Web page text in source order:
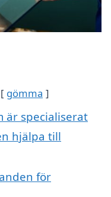
gömma
är specialiserat
hjälpa till
för